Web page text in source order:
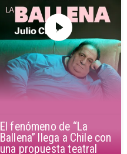
"Empieza con D, Siete
Letras" debuta en Chile
con una adaptación local